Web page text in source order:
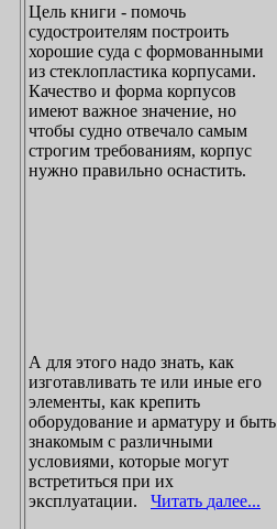
Цель книги - помочь
судостроителям построить
хорошие суда с формованными
из стеклопластика корпусами.
Качество и форма корпусов
имеют важное значение, но
чтобы судно отвечало самым
строгим требованиям, корпус
нужно правильно оснастить.
А для этого надо знать, как
изготавливать те или иные его
элементы, как крепить
оборудование и арматуру и быть
знакомым с различными
условиями, которые могут
встретиться при их
эксплуатации.
Читать далее...